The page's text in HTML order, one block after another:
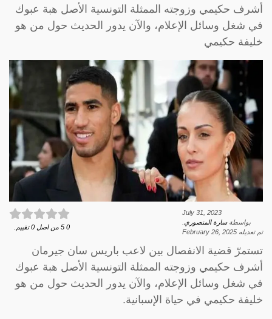
أشرف حكيمي وزوجته الممثلة التونسية الأصل هبة عبوك
في شغل وسائل الإعلام، والآن يدور الحديث حول من هو
خليفة حكيمي
July 31, 2023
بواسطةسارة المنصوري
تم تعديله February 26, 2025
0
5 من اصل 0 تقييم.
تستمرّ قضية الانفصال بين لاعب باريس سان جيرمان
أشرف حكيمي وزوجته الممثلة التونسية الأصل هبة عبوك
في شغل وسائل الإعلام، والآن يدور الحديث حول من هو
خليفة حكيمي في حياة الإسبانية.